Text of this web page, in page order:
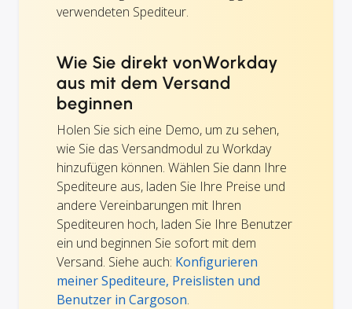
verwendeten Spediteur.
Wie Sie direkt vonWorkday
aus mit dem Versand
beginnen
Holen Sie sich eine Demo, um zu sehen,
wie Sie das Versandmodul zu Workday
hinzufügen können. Wählen Sie dann Ihre
Spediteure aus, laden Sie Ihre Preise und
andere Vereinbarungen mit Ihren
Spediteuren hoch, laden Sie Ihre Benutzer
ein und beginnen Sie sofort mit dem
Versand. Siehe auch: Konfigurieren
meiner Spediteure, Preislisten und
Benutzer in Cargoson.